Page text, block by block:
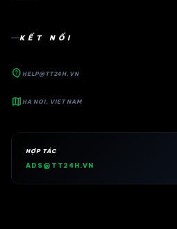
KẾT NỐI
contact_support HELP@TT24H.VN
map HA NOI, VIET NAM
HỢP TÁC
ADS@TT24H.VN